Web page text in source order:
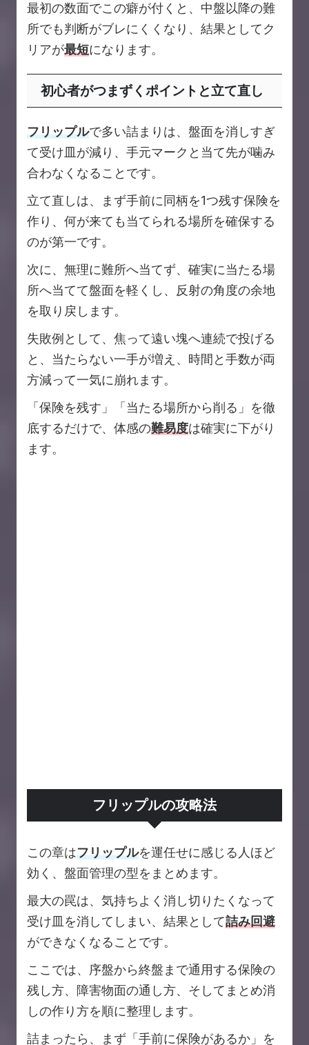
最初の数面でこの癖が付くと、中盤以降の難
所でも判断がブレにくくなり、結果としてク
リアが最短になります。
初心者がつまずくポイントと立て直し
フリップルで多い詰まりは、盤面を消しすぎ
て受け皿が減り、手元マークと当て先が噛み
合わなくなることです。
立て直しは、まず手前に同柄を1つ残す保険を
作り、何が来ても当てられる場所を確保する
のが第一です。
次に、無理に難所へ当てず、確実に当たる場
所へ当てて盤面を軽くし、反射の角度の余地
を取り戻します。
失敗例として、焦って遠い塊へ連続で投げる
と、当たらない一手が増え、時間と手数が両
方減って一気に崩れます。
「保険を残す」「当たる場所から削る」を徹
底するだけで、体感の難易度は確実に下がり
ます。
フリップルの攻略法
この章はフリップルを運任せに感じる人ほど
効く、盤面管理の型をまとめます。
最大の罠は、気持ちよく消し切りたくなって
受け皿を消してしまい、結果として詰み回避
ができなくなることです。
ここでは、序盤から終盤まで通用する保険の
残し方、障害物面の通し方、そしてまとめ消
しの作り方を順に整理します。
詰まったら、まず「手前に保険があるか」を